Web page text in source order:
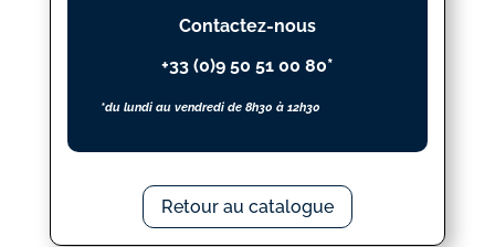
Contactez-nous
+33 (0)9 50 51 00 80*
*du lundi au vendredi de 8h30 à 12h30
Retour au catalogue